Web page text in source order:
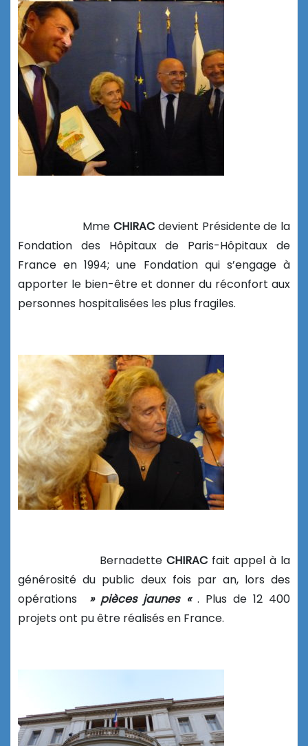
MmeCHIRAC devient Présidente de la
Fondation des Hôpitaux de Paris-Hôpitaux de
France en 1994; une Fondation qui s’engage à
apporter le bien-être et donner du réconfort aux
personnes hospitalisées les plus fragiles.
BernadetteCHIRAC fait appel à la
générosité du public deux fois par an, lors des
opérations
» pièces jaunes « . Plus de 12 400
projets ont pu être réalisés en France.